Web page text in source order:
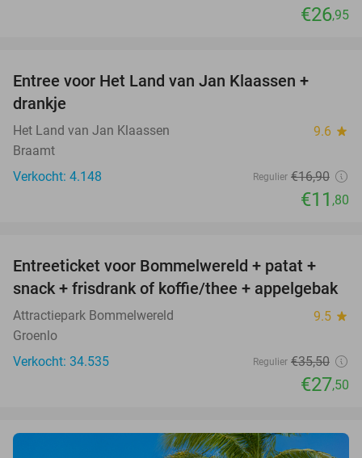
€26,95
Entree voor Het Land van Jan Klaassen +
drankje
Het Land van Jan Klaassen 9.6 star
Braamt
Verkocht: 4.148
Regulier €16,90
€11 ,80
23%
Entreeticket voor Bommelwereld + patat +
snack + frisdrank of koffie/thee + appelgebak
Attractiepark Bommelwereld 9.5 star
Groenlo
Verkocht: 34.535
Regulier €35,50
€27,50